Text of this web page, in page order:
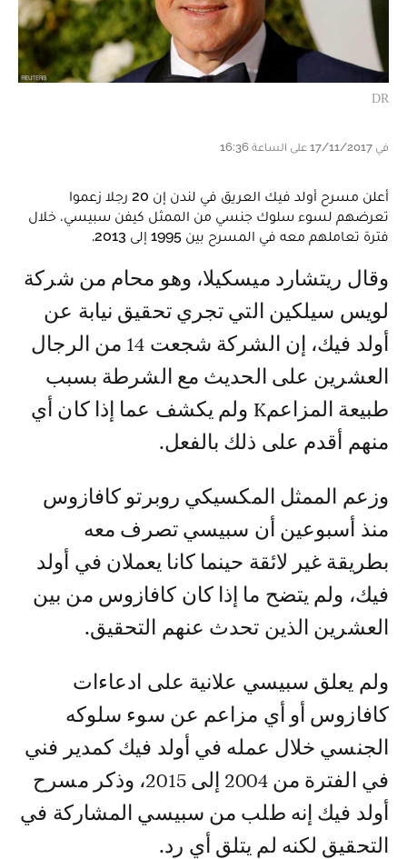
DR
في 17/11/2017 على الساعة 16:36
أعلن مسرح أولد فيك العريق في لندن إن 20 رجلا زعموا
تعرضهم لسوء سلوك جنسي من الممثل كيفن سبيسي، خلال
فترة تعاملهم معه في المسرح بين 1995 إلى 2013.
وقال ريتشارد ميسكيلا، وهو محام من شركة
لويس سيلكين التي تجري تحقيق نيابة عن
أولد فيك، إن الشركة شجعت 14 من الرجال
العشرين على الحديث مع الشرطة بسبب
طبيعة المزاعمK ولم يكشف عما إذا كان أي
منهم أقدم على ذلك بالفعل.
وزعم الممثل المكسيكي روبرتو كافازوس
منذ أسبوعين أن سبيسي تصرف معه
بطريقة غير لائقة حينما كانا يعملان في أولد
فيك، ولم يتضح ما إذا كان كافازوس من بين
العشرين الذين تحدث عنهم التحقيق.
ولم يعلق سبيسي علانية على ادعاءات
كافازوس أو أي مزاعم عن سوء سلوكه
الجنسي خلال عمله في أولد فيك كمدير فني
في الفترة من 2004 إلى 2015، وذكر مسرح
أولد فيك إنه طلب من سبيسي المشاركة في
التحقيق لكنه لم يتلق أي رد.